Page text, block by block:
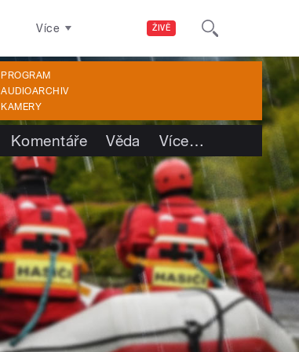
ŽIVĚ
Více
PROGRAM
AUDIOARCHIV
KAMERY
Komentáře Věda Více…